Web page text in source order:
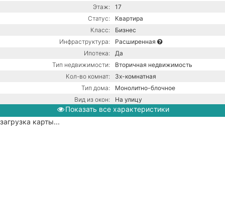
Этаж:
17
Статус:
Квартира
Класс:
Бизнес
Инфраструктура:
Расширенная
Ипотека:
Да
Тип недвижимости:
Вторичная недвижимость
Кол-во комнат:
3х-комнатная
Тип дома:
Монолитно-блочное
Вид из окон:
На улицу
Ремонт:
С ремонтом
Показать все характеристики
загрузка карты...